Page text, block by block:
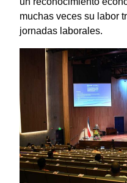
muchas veces su labor
jornadas laborales.